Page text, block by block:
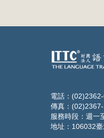
電話：
傳真：
服務時段：週一
地址：106032臺